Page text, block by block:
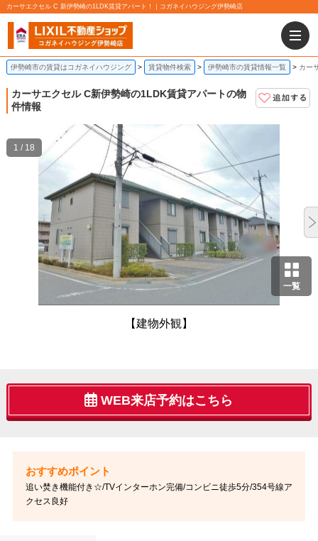
カーサエクセル C 新伊勢崎の1LDK賃貸アパート！｜コガネイハウジング伊勢崎店
伊勢崎市の賃貸はコガネイハウジング 賃貸物件検索 伊勢崎市の賃貸情報一覧 カー
カーサエクセル C新伊勢崎の1LDK賃貸アパートの物
件情報
一覧
【建物外観】
1 / 18
WEB来店予約はこちら
追い焚き機能付き☆/TVインターホン完備/コンビニ徒歩5分/354号線ア
クセス良好